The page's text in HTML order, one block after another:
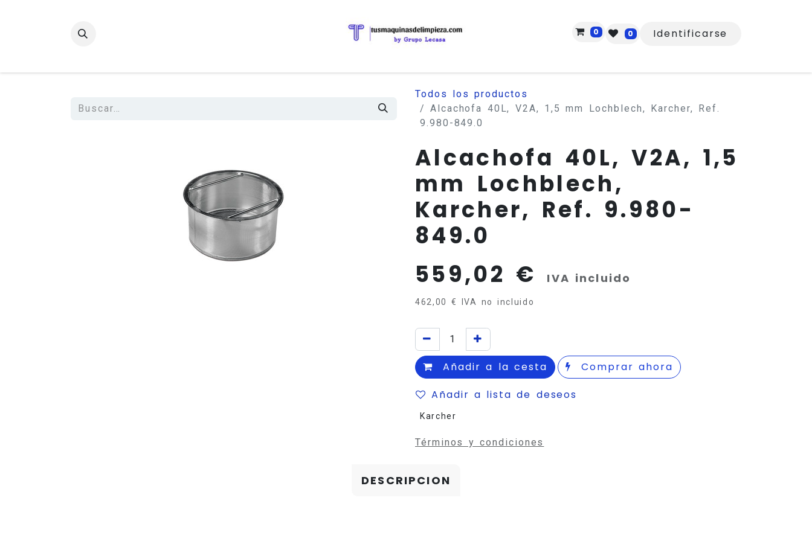
0 0 Identificarse
Todos los productos
Alcachofa 40L, V2A, 1,5 mm Lochblech, Karcher, Ref.
9.980-849.0
Alcachofa 40L, V2A, 1,5
mm Lochblech,
Karcher, Ref. 9.980-
849.0
559,02 € IVA incluido
462,00 € IVA no incluido
Añadir a la cesta
Comprar ahora
Añadir a lista de deseos
Karcher
Términos y condiciones
DESCRIPCION